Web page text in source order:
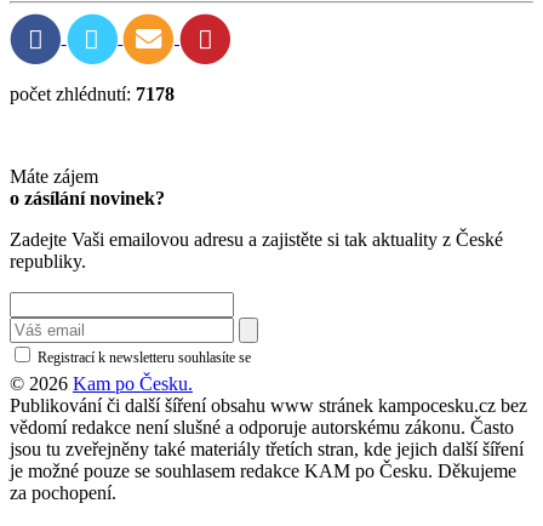
počet zhlédnutí: 7178
Máte zájem
o zásílání novinek?
Zadejte Vaši emailovou adresu a zajistěte si tak aktuality z České
republiky.
Registrací k newsletteru souhlasíte se
© 2026 Kam po Česku.
Publikování či další šíření obsahu www stránek kampocesku.cz bez
vědomí redakce není slušné a odporuje autorskému zákonu. Často
jsou tu zveřejněny také materiály třetích stran, kde jejich další šíření
je možné pouze se souhlasem redakce KAM po Česku. Děkujeme
za pochopení.